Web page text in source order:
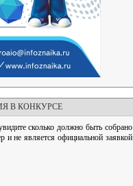
В КОНКУРСЕ
сколько должно быть собрано
и не является официальной заявкой